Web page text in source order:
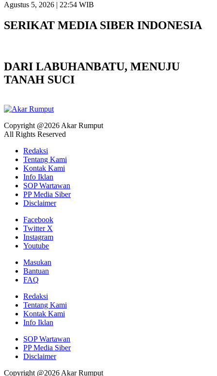
Agustus 5, 2026 | 22:54 WIB
SERIKAT MEDIA SIBER INDONESIA
DARI LABUHANBATU, MENUJU
TANAH SUCI
Copyright @2026 Akar Rumput
All Rights Reserved
Redaksi
Tentang Kami
Kontak Kami
Info Iklan
SOP Wartawan
PP Media Siber
Disclaimer
Facebook
Twitter X
Instagram
Youtube
Masukan
Bantuan
FAQ
Redaksi
Tentang Kami
Kontak Kami
Info Iklan
SOP Wartawan
PP Media Siber
Disclaimer
Copyright @2026 Akar Rumput